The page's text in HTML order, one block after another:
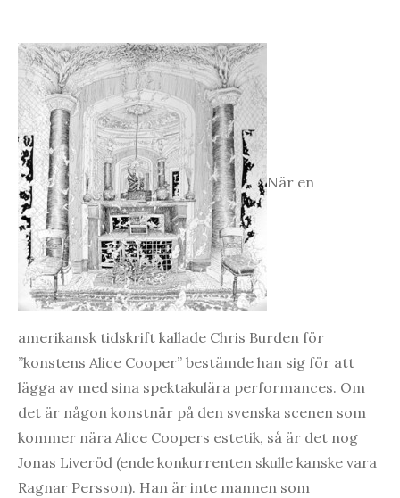
När en
amerikansk tidskrift kallade Chris Burden för
”konstens Alice Cooper” bestämde han sig för att
lägga av med sina spektakulära performances. Om
det är någon konstnär på den svenska scenen som
kommer nära Alice Coopers estetik, så är det nog
Jonas Liveröd (ende konkurrenten skulle kanske vara
Ragnar Persson). Han är inte mannen som